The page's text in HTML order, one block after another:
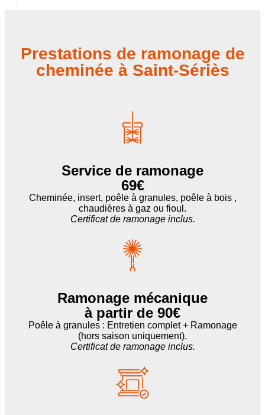
Prestations de ramonage de
cheminée à Saint-Sériès
Service de ramonage
69€
Cheminée, insert, poêle à granules, poêle à bois ,
chaudières à gaz ou fioul.
Certificat de ramonage inclus.
Ramonage mécanique
à partir de 90€
Poêle à granules : Entretien complet + Ramonage
(hors saison uniquement).
Certificat de ramonage inclus.